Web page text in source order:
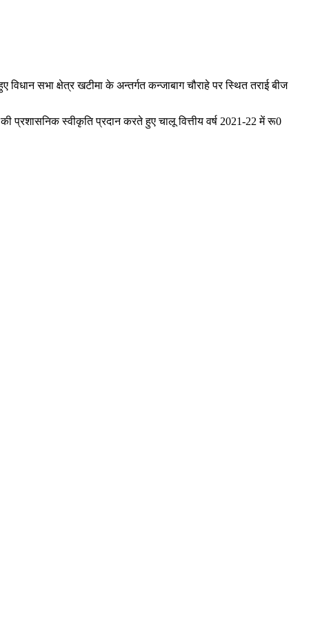
सभा क्षेत्र खटीमा के अन्तर्गत कन्जाबाग चौराहे पर स्थित तराई बीज
प्रशासनिक स्वीकृति प्रदान करते हुए चालू वित्तीय वर्ष 2021-22 में रू0